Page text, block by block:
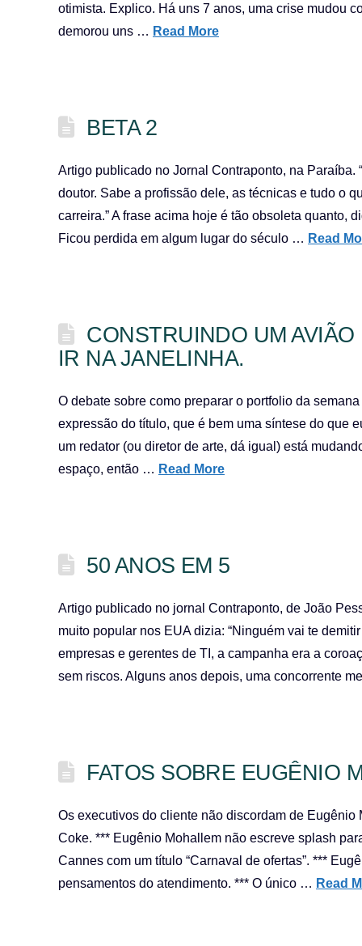
otimista. Explico. Há uns 7 anos, uma crise mudou
demorou uns … Read More
BETA 2
Artigo publicado no Jornal Contraponto, na
doutor. Sabe a profissão dele, as técnicas e tudo o
carreira.” A frase acima hoje é tão obsoleta quanto,
Ficou perdida em algum lugar do século … Read
CONSTRUINDO UM
IR NA JANELINHA.
O debate sobre como preparar o portfolio da
expressão do título, que é bem uma síntese do que
um redator (ou diretor de arte, dá igual) está
espaço, então … Read More
50 ANOS EM 5
Artigo publicado no jornal Contraponto, de João
muito popular nos EUA dizia: “Ninguém vai te
empresas e gerentes de TI, a campanha era a
sem riscos. Alguns anos depois, uma concorrente
FATOS SOBRE EUGÊNIO
Os executivos do cliente não discordam de
Coke. *** Eugênio Mohallem não escreve splash
Cannes com um título “Carnaval de ofertas”. ***
pensamentos do atendimento. *** O único … Read